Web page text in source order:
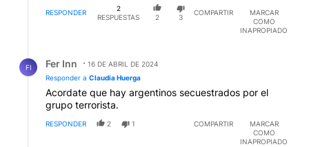
RESPONDER
2
RESPUESTAS
2 3
COMPARTIR
MARCAR
COMO
INAPROPIADO
FI Fer Inn
16 DE ABRIL DE 2024
Responder a Claudia Huerga
Acordate que hay argentinos secuestrados por el
grupo terrorista.
RESPONDER 2 1 COMPARTIR
MARCAR
COMO
INAPROPIADO